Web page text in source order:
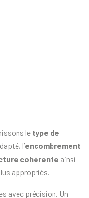
le type de
l’encombrement
cohérente ainsi
appropriés.
avec précision. Un